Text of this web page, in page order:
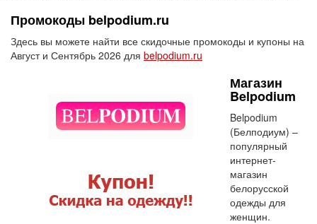
Промокоды belpodium.ru
Здесь вы можете найти все скидочные промокоды и купоны на
Август и Сентябрь 2026 для belpodium.ru
Магазин
Belpodium
Belpodium
(Белподиум) –
популярный
интернет-
магазин
белорусской
одежды для
женщин.